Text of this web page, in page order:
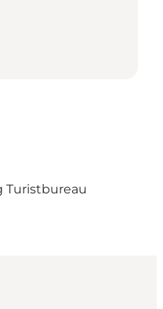
Turistbureau